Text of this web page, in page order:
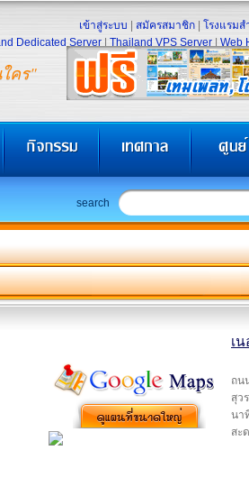
คร"
เข้าสู่ระบบ สมัครสมาชิก โรงแรมส
Dedicated Server Thailand VPS Server Web
search
เ
ถน
สุว
นา
สะ